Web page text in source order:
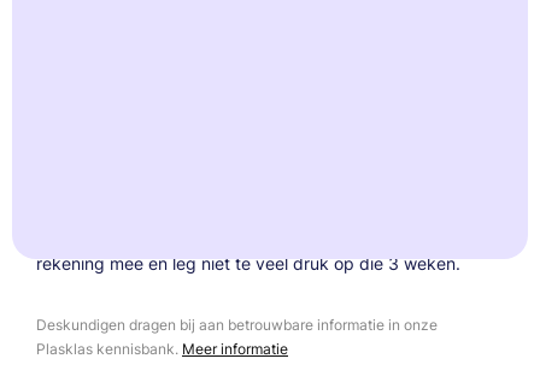
rekening mee en leg niet te veel druk op die 3 weken.
Deskundigen dragen bij aan betrouwbare informatie in onze
Plasklas kennisbank. Meer informatie